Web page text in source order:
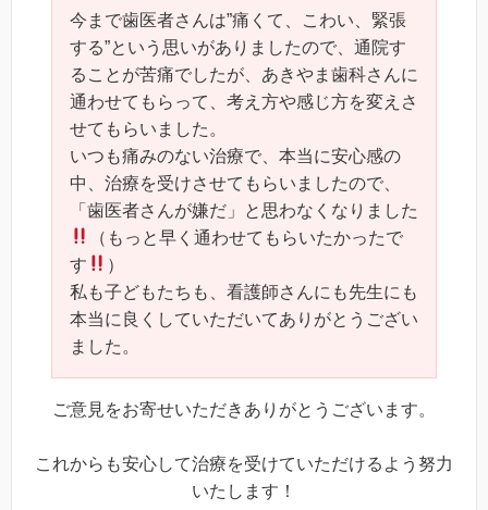
今まで歯医者さんは”痛くて、こわい、緊張
する”という思いがありましたので、通院す
ることが苦痛でしたが、あきやま歯科さんに
通わせてもらって、考え方や感じ方を変えさ
せてもらいました。
いつも痛みのない治療で、本当に安心感の
中、治療を受けさせてもらいましたので、
「歯医者さんが嫌だ」と思わなくなりました
（もっと早く通わせてもらいたかったで
す
）
私も子どもたちも、看護師さんにも先生にも
本当に良くしていただいてありがとうござい
ました。
ご意見をお寄せいただきありがとうございます。
これからも安心して治療を受けていただけるよう努力
いたします！